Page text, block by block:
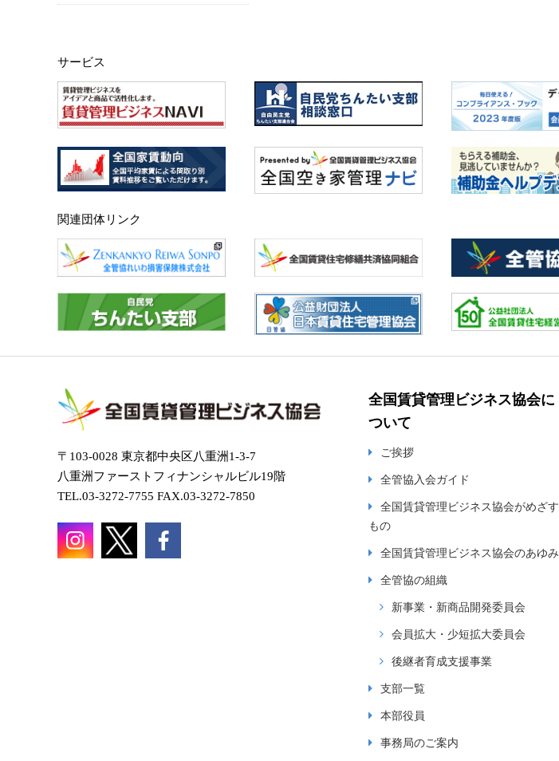
サービス
関連団体リンク
〒103-0028 東京都中央区八重洲1-3-7
八重洲ファーストフィナンシャルビル19階
TEL.03-3272-7755 FAX.03-3272-7850
全国賃貸管理ビジネス協会に
ついて
ご挨拶
全管協入会ガイド
全国賃貸管理ビジネス協会がめざす
もの
全国賃貸管理ビジネス協会のあゆみ
全管協の組織
新事業・新商品開発委員会
会員拡大・少短拡大委員会
後継者育成支援事業
支部一覧
本部役員
事務局のご案内